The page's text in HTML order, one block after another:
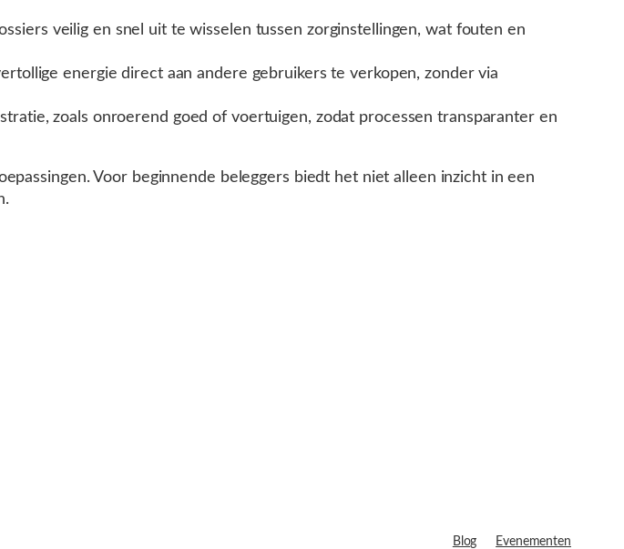
veilig en snel uit te wisselen tussen zorginstellingen, wat fouten en
energie direct aan andere gebruikers te verkopen, zonder via
zoals onroerend goed of voertuigen, zodat processen transparanter en
Voor beginnende beleggers biedt het niet alleen inzicht in een
Blog Evenementen